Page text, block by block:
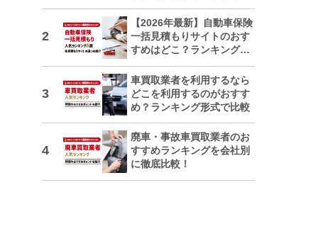
トも解説
【2026年最新】自動車保険
一括見積もりサイトのおす
すめはどこ？ランキングで
車買取業者を利用するなら
どこを利用するのがおすす
め？ランキング形式で比較
廃車・事故車買取業者のお
すすめランキングを会社別
に徹底比較！